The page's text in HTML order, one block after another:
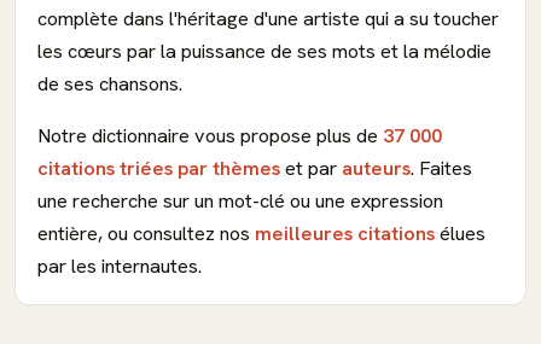
complète dans l'héritage d'une artiste qui a su toucher
les cœurs par la puissance de ses mots et la mélodie
de ses chansons.
Notre dictionnaire vous propose plus de 37 000
citations triées par thèmeset par auteurs. Faites
une recherche sur un mot-clé ou une expression
entière, ou consultez nos meilleures citationsélues
par les internautes.